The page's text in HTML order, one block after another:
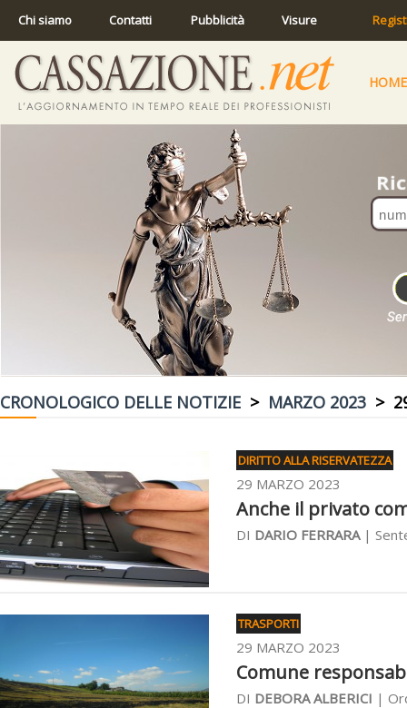
Chi siamo Contatti Pubblicità Visure
HOME
CRONOLOGICO DELLE NOTIZIE > MARZO 2023 >
DIRITTO ALLA RISERVATEZZA
29 MARZO 2023
Anche il privato
DI DARIO FERRARA|
TRASPORTI
29 MARZO 2023
Comune
DI DEBORA ALBERICI |